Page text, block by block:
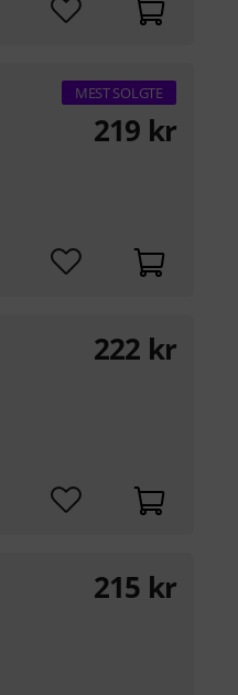
MEST SOLGTE
219 kr
222 kr
215 kr